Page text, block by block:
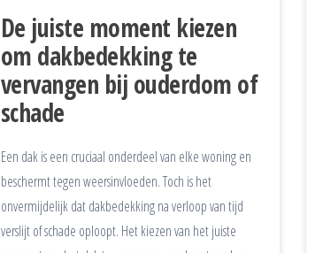
De juiste moment kiezen
om dakbedekking te
vervangen bij ouderdom of
schade
Een dak is een cruciaal onderdeel van elke woning en
beschermt tegen weersinvloeden. Toch is het
onvermijdelijk dat dakbedekking na verloop van tijd
verslijt of schade oploopt. Het kiezen van het juiste